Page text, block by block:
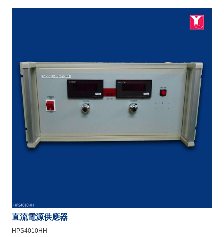
直流電源供應器
HPS4010HH